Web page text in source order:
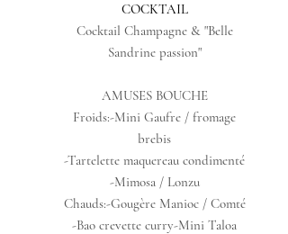
COCKTAIL
Cocktail Champagne & "Belle
Sandrine passion"
AMUSES BOUCHE
Froids:-Mini Gaufre / fromage
brebis
-Tartelette maquereau condimenté
-Mimosa / Lonzu
Chauds:-Gougère Manioc / Comté
-Bao crevette curry-Mini Taloa